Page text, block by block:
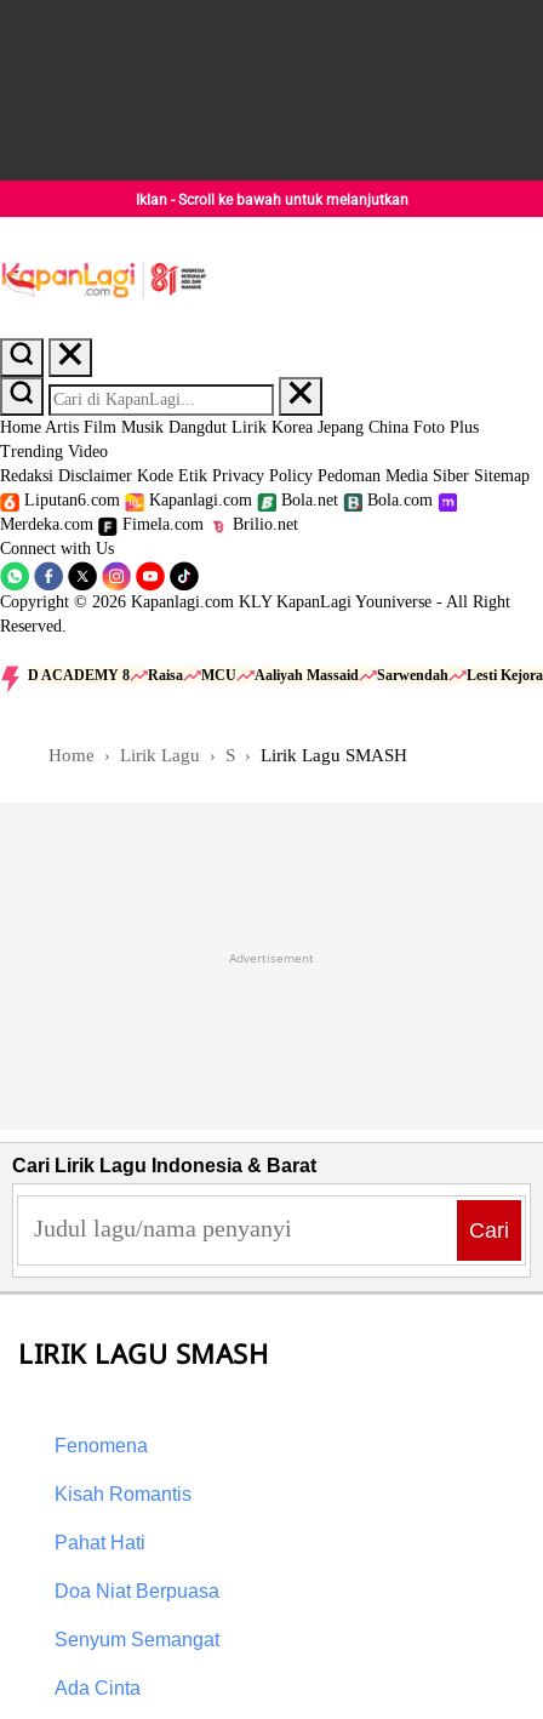
Iklan - Scroll ke bawah untuk melanjutkan
Home Artis Film Musik Dangdut Lirik Korea Jepang China Foto Plus
Trending Video
Redaksi Disclaimer Kode Etik Privacy Policy Pedoman Media Siber Sitemap
Liputan6.com
Kapanlagi.com Bola.net
Bola.com
Merdeka.com
Fimela.com
Brilio.net
Connect with Us
Copyright © 2026 Kapanlagi.com KLY KapanLagi Youniverse - All Right
Reserved.
D ACADEMY 8 Raisa MCU Aaliyah Massaid Sarwendah Lesti Kejora
Home Lirik Lagu S Lirik Lagu SMASH
Advertisement
Cari Lirik Lagu Indonesia & Barat
Cari
LIRIK LAGU SMASH
Fenomena
Kisah Romantis
Pahat Hati
Doa Niat Berpuasa
Senyum Semangat
Ada Cinta